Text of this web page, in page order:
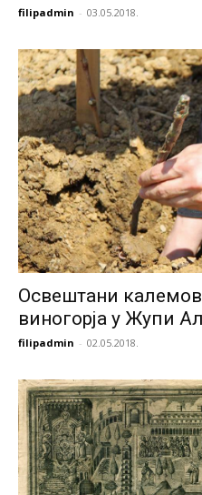
filipadmin - 03.05.2018.
Освештани
виногорја у Жупи
filipadmin - 02.05.2018.